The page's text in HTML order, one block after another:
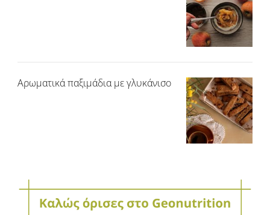
Αρωματικά παξιμάδια με γλυκάνισο